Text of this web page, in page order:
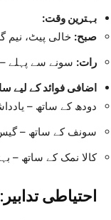
بہترین وقت:
صبح: خالی پیٹ، نیم
رات: سونے سے پہلے –
اضافی فوائد کے لیے
دودھ کے ساتھ –
سونف کے ساتھ – گیس
کالا نمک کے ساتھ –
احتیاطی تدابیر: